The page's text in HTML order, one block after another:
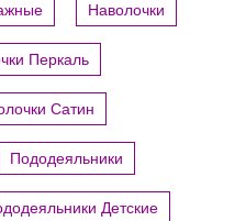
Наволочки
Перкаль
Сатин
Пододеяльники
Детские